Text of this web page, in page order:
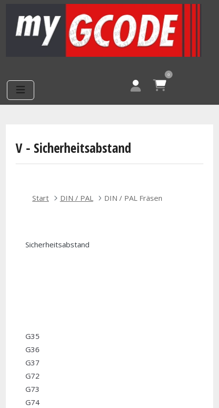
Direkt zum Inhalt
0
V - Sicherheitsabstand
Start DIN / PAL DIN / PAL Fräsen
Sicherheitsabstand
G35
G36
G37
G72
G73
G74